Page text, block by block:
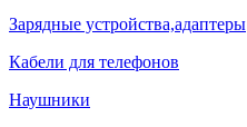
Зарядные устройства,адаптеры
Кабели для телефонов
Наушники